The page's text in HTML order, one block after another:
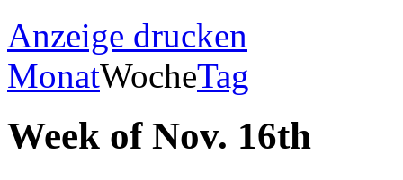
Anzeige drucken
MonatWocheTag
Week of Nov. 16th